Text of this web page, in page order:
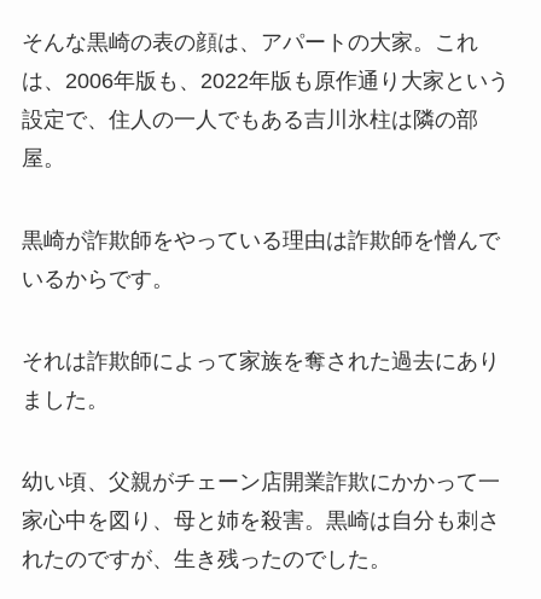
そんな黒崎の表の顔は、 アパートの大家。これ
は、2006年版も、2022年版も原作通り大家という
設定で、 住人の一人でもある吉川氷柱は隣の部
屋。
黒崎が詐欺師をやっている理由は詐欺師を憎んで
いるからです。
それは詐欺師によって家族を奪された過去にあり
ました。
幼い頃、父親がチェーン店開業詐欺にかかって一
家心中を図り、母と姉を殺害。黒崎は自分も刺さ
れたのですが、生き残ったのでした。